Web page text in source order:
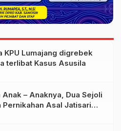
KPU Lumajang digrebek
terlibat Kasus Asusila
– Anaknya, Dua Sejoli
Pernikahan Asal Jatisari
Madiun dan Maospati